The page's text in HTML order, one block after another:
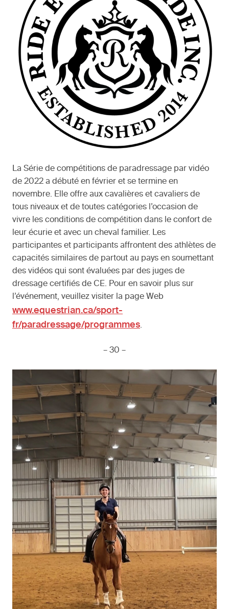
La Série de compétitions de paradressage par vidéo
de 2022 a débuté en février et se termine en
novembre. Elle offre aux cavalières et cavaliers de
tous niveaux et de toutes catégories l’occasion de
vivre les conditions de compétition dans le confort de
leur écurie et avec un cheval familier. Les
participantes et participants affrontent des athlètes de
capacités similaires de partout au pays en soumettant
des vidéos qui sont évaluées par des juges de
dressage certifiés de CE. Pour en savoir plus sur
l’événement, veuillez visiter la page Web
www.equestrian.ca/sport-
fr/paradressage/programmes.
– 30 –